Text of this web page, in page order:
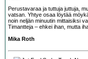
Perustavaraa ja tuttuja juttuja,
vatsan. Yhtye osaa löytää
noin neljän minuutin mittaisiksi
Timantteja – ehkei ihan, mutta
Mika Roth